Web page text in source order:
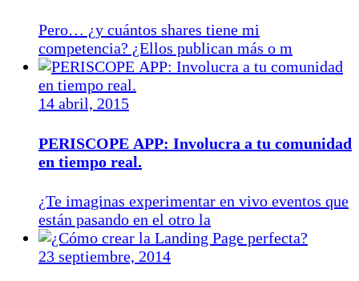
Pero… ¿y cuántos shares tiene mi
competencia? ¿Ellos publican más o m
14 abril, 2015
PERISCOPE APP: Involucra a tu comunidad
en tiempo real.
¿Te imaginas experimentar en vivo eventos que
están pasando en el otro la
23 septiembre, 2014